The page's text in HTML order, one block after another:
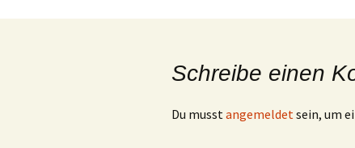
Schreibe einen
Du musstangemeldetsein, um